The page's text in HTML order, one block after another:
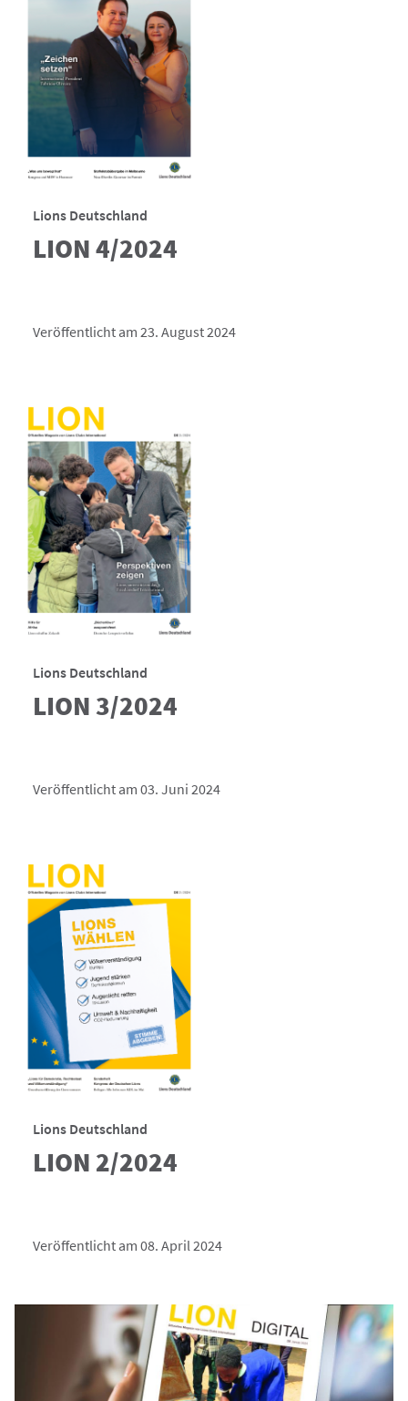
Lions Deutschland
LION 4/2024
Veröffentlicht am 23. August 2024
Lions Deutschland
LION 3/2024
Veröffentlicht am 03. Juni 2024
Lions Deutschland
LION 2/2024
Veröffentlicht am 08. April 2024